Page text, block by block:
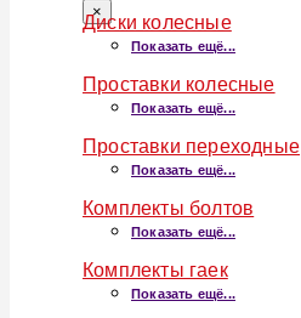
×
Диски колесные
Показать ещё...
Проставки колесные
Показать ещё...
Проставки переходные
Показать ещё...
Комплекты болтов
Показать ещё...
Комплекты гаек
Показать ещё...